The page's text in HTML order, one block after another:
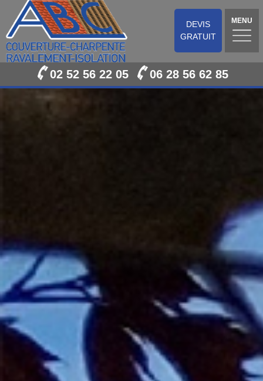
DEVIS
GRATUIT
MENU
02 52 56 22 05 06 28 56 62 85